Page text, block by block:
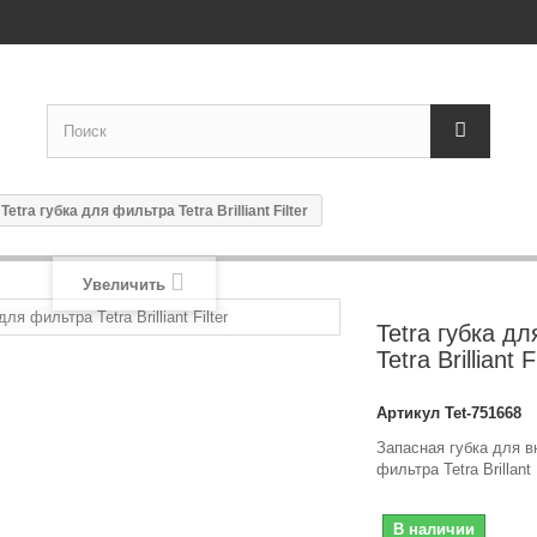
Tetra губка для фильтра Tetra Brilliant Filter
Увеличить
Tetra губка
Tetra Brilliant
Артикул Tet-751668
Запасная губка для
фильтра Tetra Brillant
В наличии